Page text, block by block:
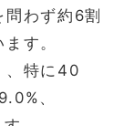
わず約6割
す。
、特に40
、